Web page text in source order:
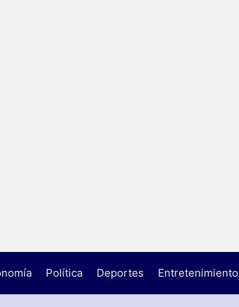
Política Deportes Entretenimiento